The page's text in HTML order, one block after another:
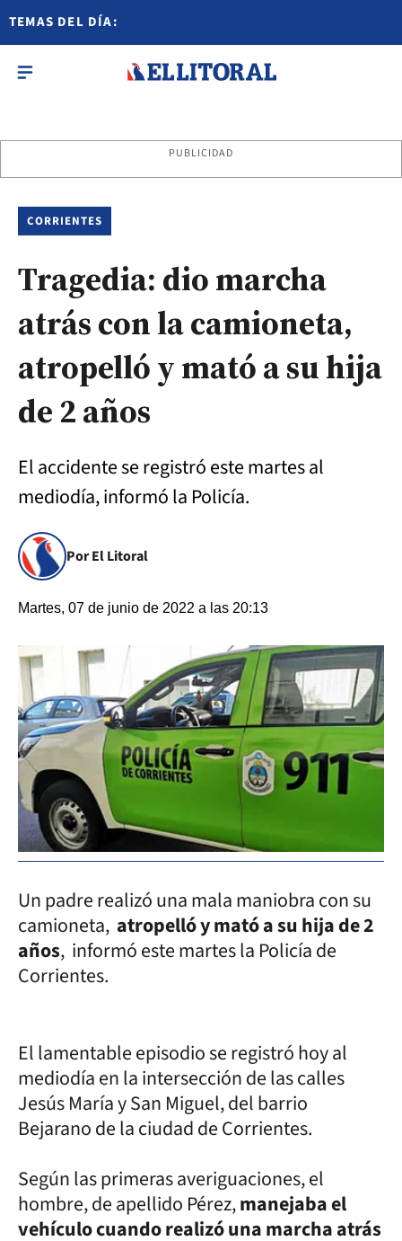
TEMAS DEL DÍA:
PUBLICIDAD
CORRIENTES
Tragedia: dio marcha
atrás con la camioneta,
atropelló y mató a su hija
de 2 años
El accidente se registró este martes al
mediodía, informó la Policía.
Por El Litoral
Martes, 07 de junio de 2022 a las 20:13
Un padre realizó una mala maniobra con su
camioneta, atropelló y mató a su hija de 2
años, informó este martes la Policía de
Corrientes.
El lamentable episodio se registró hoy al
mediodía en la intersección de las calles
Jesús María y San Miguel, del barrio
Bejarano de la ciudad de Corrientes.
Según las primeras averiguaciones, el
hombre, de apellido Pérez,manejaba el
vehículo cuando realizó una marcha atrás